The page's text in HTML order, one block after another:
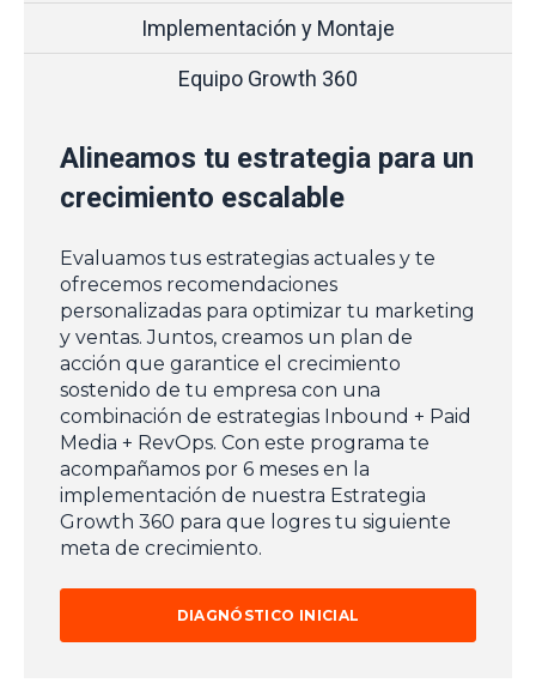
Implementación y Montaje
Equipo Growth 360
Alineamos tu estrategia para un
crecimiento escalable
Evaluamos tus estrategias actuales y te
ofrecemos recomendaciones
personalizadas para optimizar tu marketing
y ventas. Juntos, creamos un plan de
acción que garantice el crecimiento
sostenido de tu empresa con una
combinación de estrategias Inbound + Paid
Media + RevOps. Con este programa te
acompañamos por 6 meses en la
implementación de nuestra Estrategia
Growth 360 para que logres tu siguiente
meta de crecimiento.
DIAGNÓSTICO INICIAL